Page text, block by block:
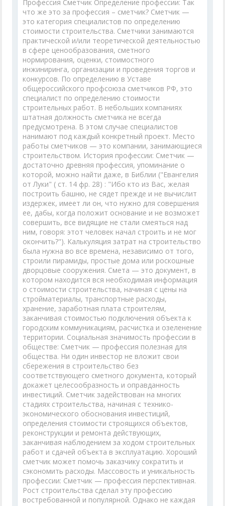
Профессия Сметчик Определение профессии: Так
что же это за профессия – сметчик? Сметчик —
это категория специалистов по определению
стоимости строительства. Сметчики занимаются
практической и/или теоретической деятельностью
в сфере ценообразования, сметного
нормирования, оценки, стоимостного
инжиниринга, организации и проведения торгов и
конкурсов. По определению в Уставе
общероссийского профсоюза сметчиков РФ, это
специалист по определению стоимости
строительных работ. В небольших компаниях
штатная должность сметчика не всегда
предусмотрена. В этом случае специалистов
нанимают под каждый конкретный проект. Место
работы сметчиков — это компании, занимающиеся
строительством. История профессии: Сметчик —
достаточно древняя профессия, упоминание о
которой, можно найти даже, в Библии ("Евангелия
от Луки" ( ст. 14 фр. 28) : "Ибо кто из Вас, желая
построить башню, не сядет прежде и не вычислит
издержек, имеет ли он, что нужно для совершения
ее, дабы, когда положит основание и не возможет
совершить, все видящие не стали смеяться над
ним, говоря: этот человек начал строить и не мог
окончить?"). Калькуляция затрат на строительство
была нужна во все времена, независимо от того,
строили пирамиды, простые дома или роскошные
дворцовые сооружения. Смета — это документ, в
котором находится вся необходимая информация
о стоимости строительства, начиная с цены на
стройматериалы, транспортные расходы,
хранение, заработная плата строителям,
заканчивая стоимостью подключения объекта к
городским коммуникациям, расчистка и озеленение
территории. Социальная значимость профессии в
обществе: Сметчик — профессия полезная для
общества. Ни один инвестор не вложит свои
сбережения в строительство без
соответствующего сметного документа, который
докажет целесообразность и оправданность
инвестиций. Сметчик задействован на многих
стадиях строительства, начиная с технико-
экономического обоснования инвестиций,
определения стоимости строящихся объектов,
реконструкции и ремонта действующих,
заканчивая наблюдением за ходом строительных
работ и сдачей объекта в эксплуатацию. Хороший
сметчик может помочь заказчику сократить и
сэкономить расходы. Массовость и уникальность
профессии: Сметчик — профессия перспективная.
Рост строительства сделал эту профессию
востребованной и популярной. Однако не каждая